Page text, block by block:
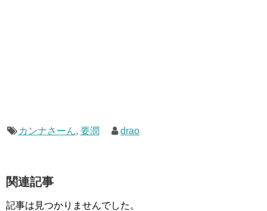
カンナさーん, 要潤 drao
関連記事
記事は見つかりませんでした。